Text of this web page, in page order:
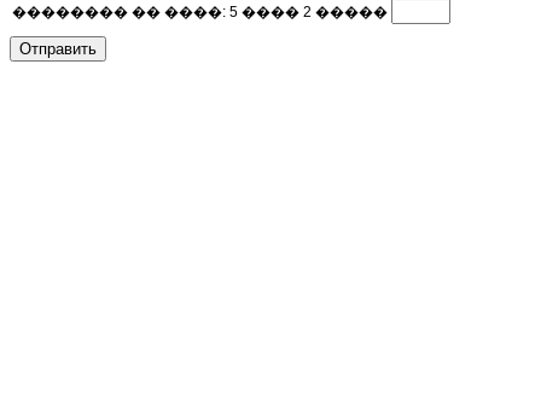
�������� �� ����: 5 ���� 2 �����
Отправить